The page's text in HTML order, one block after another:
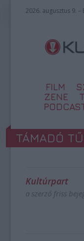
2026. augusztus 9. –
FILM
ZENE
TÁMADÓ
Kultúrpart
a szerző friss